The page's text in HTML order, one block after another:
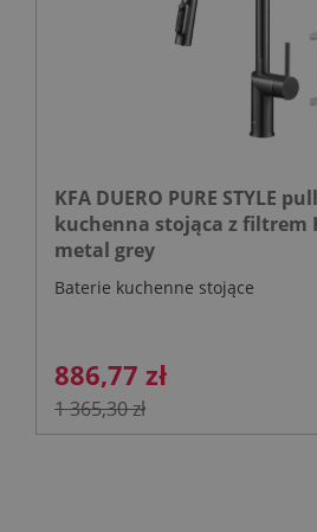
KFA DUERO PURE STYLE
kuchenna stojąca z filtrem
metal grey
Baterie kuchenne stojące
886,77 zł
1 365,30 zł